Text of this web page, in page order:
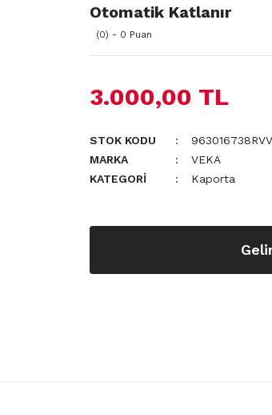
Otomatik Katlanır
(0) - 0 Puan
3.000,00 TL
STOK KODU
963016738RVV
MARKA
VEKA
KATEGORI
Kaporta